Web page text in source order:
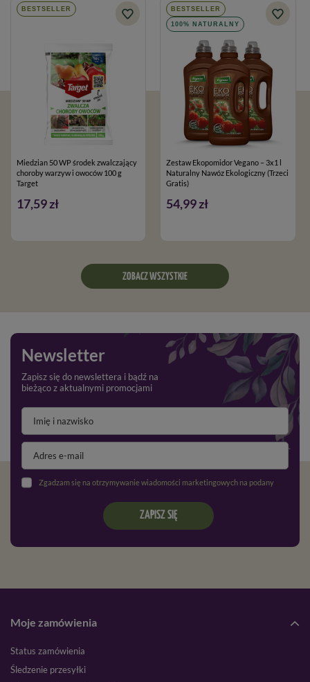
BESTSELLER
Miedzian 50 WP środek zwalczający
choroby warzyw i owoców 100 g
Target
17,59 zł
BESTSELLER
100% NATURALNY
Zestaw Ekopomidor Vegano – 3x1 l
Naturalny Nawóz Ekologiczny (Trzeci
Gratis)
54,99 zł
ZOBACZ WSZYSTKIE
Newsletter
Zapisz się do newslettera i bądź na
bieżąco z aktualnymi promocjami
Zgadzam się na otrzymywanie wiadomości marketingowych na podany adres e-mail oraz przetwarzanie danych osobowych zgodnie z
ZAPISZ SIĘ
Moje zamówienia
Status zamówienia
Śledzenie przesyłki